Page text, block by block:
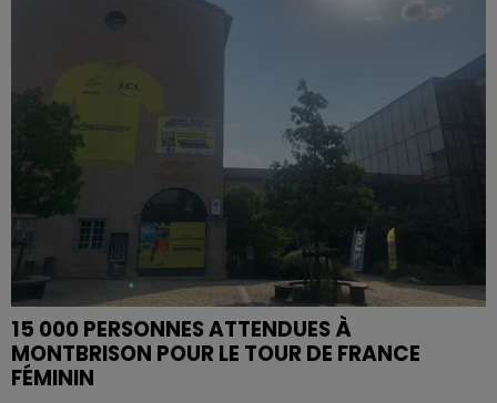
15 000 PERSONNES ATTENDUES À
MONTBRISON POUR LE TOUR DE FRANCE
FÉMININ